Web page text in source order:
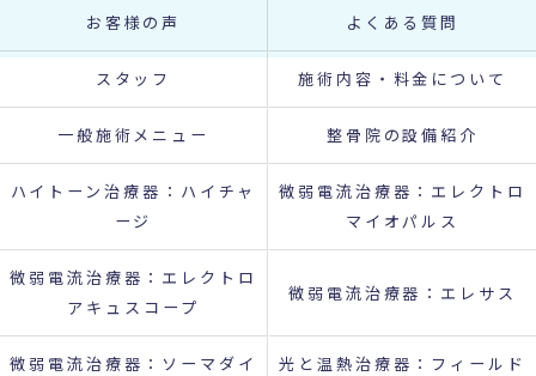
お客様の声 よくある質問
スタッフ 施術内容・料金について
一般施術メニュー 整骨院の設備紹介
ハイトーン治療器：ハイチャ
ージ
微弱電流治療器：エレクトロ
マイオパルス
微弱電流治療器：エレクトロ
アキュスコープ
微弱電流治療器：エレサス
微弱電流治療器：ソーマダイ
光と温熱治療器：フィールド